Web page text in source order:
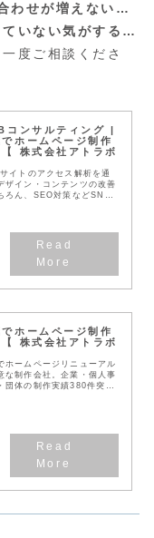
わせが増えない…
いない気がする…
度ご相談くださ
コンサルティング |
ホームページ制作
【 株式会社アトラボ
イトのアクセス解析を通
ザイン・コンテンツの改善
ろん、SEO対策などSNS
応じたWEB...
ホームページ制作
【 株式会社アトラボ
ホームページリニューアル
な制作会社。企業・個人事
団体の制作実績380件突